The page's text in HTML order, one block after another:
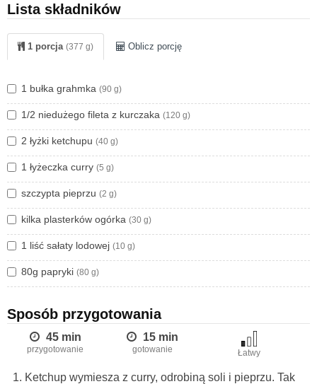
Lista składników
1 porcja (377 g) Oblicz porcję
1 bułka grahmka (90 g)
1/2 niedużego fileta z kurczaka (120 g)
2 łyżki ketchupu (40 g)
1 łyżeczka curry (5 g)
szczypta pieprzu (2 g)
kilka plasterków ogórka (30 g)
1 liść sałaty lodowej (10 g)
80g papryki (80 g)
Sposób przygotowania
45 min
przygotowanie
15 min
gotowanie Łatwy
Ketchup wymiesza z curry, odrobiną soli i pieprzu. Tak